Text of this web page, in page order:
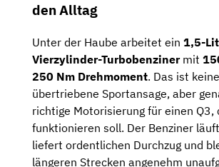
den Alltag
Unter der Haube arbeitet ein 1,5-
Vierzylinder-Turbobenzinermit
250 Nm Drehmoment. Das ist keine
übertriebene Sportansage, aber
richtige Motorisierung für einen Q3,
funktionieren soll. Der Benziner
liefert ordentlichen Durchzug und
längeren Strecken angenehm